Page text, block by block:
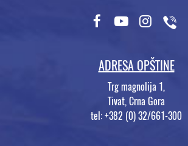
ADRESA OPŠTINE
Trg magnolija 1,
Tivat, Crna Gora
tel: +382 (0) 32/661-300